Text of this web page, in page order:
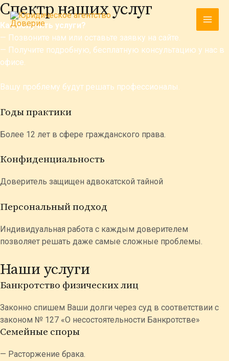
Перейти
к
содержимому
Спектр наших услуг
Как получить услуги?
— Позвоните нам или оставьте заявку на сайте.
— Получите подробную, бесплатную консультацию у нас в
офисе.
Вашу проблему будут решать профессионалы.
Годы практики
Более 12 лет в сфере гражданского права.
Конфиденциальность
Доверитель защищен адвокатской тайной
Персональный подход
Индивидуальная работа с каждым доверителем
позволяет решать даже самые сложные проблемы.
Наши услуги
Банкротство физических лиц
Законно спишем Ваши долги через суд в соответствии с
законом № 127 «О несостоятельности Банкротстве»
Семейные споры
— Расторжение брака.